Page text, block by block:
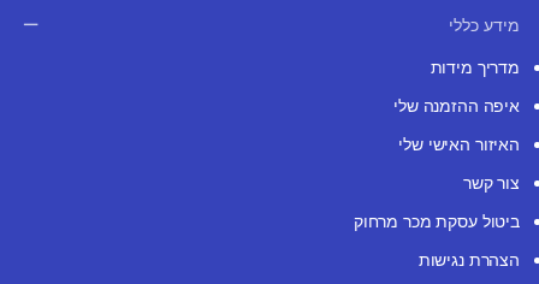
מידע כללי
מדריך מידות
איפה ההזמנה שלי
האיזור האישי שלי
צור קשר
ביטול עסקת מכר מרחוק
הצהרת נגישות